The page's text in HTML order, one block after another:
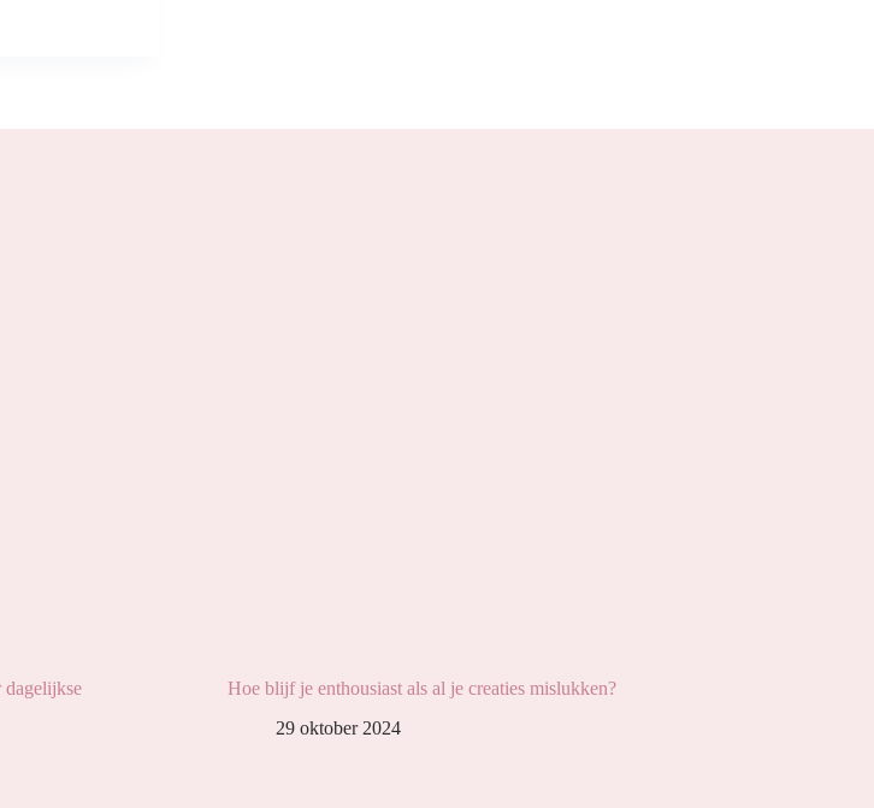
dagelijkse
Hoe blijf je enthousiast als al je creaties mislukken?
29 oktober 2024